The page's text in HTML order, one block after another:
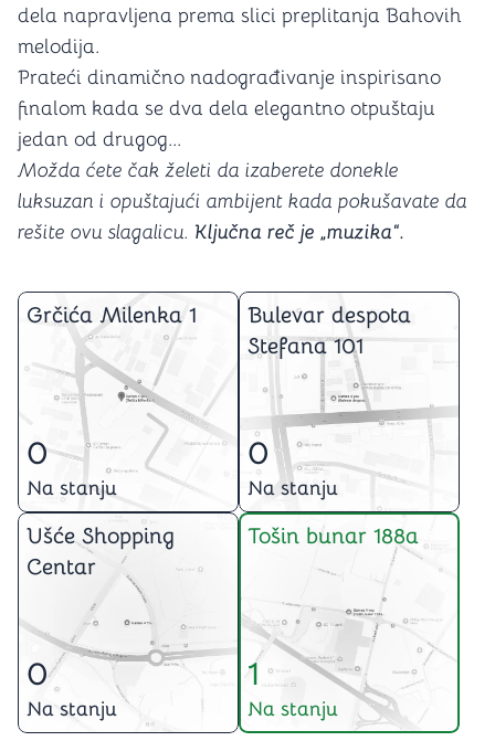
dela napravljena prema slici preplitanja Bahovih
melodija.
Prateći dinamično nadograđivanje inspirisano
finalom kada se dva dela elegantno otpuštaju
jedan od drugog...
Možda ćete čak želeti da izaberete donekle
luksuzan i opuštajući ambijent kada pokušavate da
rešite ovu slagalicu. Ključna reč je „muzika“.
Grčića Milenka 1
0
Na stanju
Bulevar despota
Stefana 101
0
Na stanju
Ušće Shopping
Centar
0
Na stanju
Tošin bunar 188a
1
Na stanju